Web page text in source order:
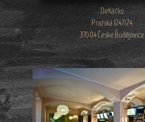
DéKáčko
Pražská 1247/24
370 04 České Budějovice